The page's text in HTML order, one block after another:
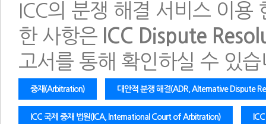
ICC의 분쟁 해결 서비스 이용
한 사항은 ICC Dispute
고서를 통해 확인하실 수 있습
중재(Arbitration) 대안적 분쟁 해결(ADR, Alternative Dispute
ICC 국제 중재 법원(ICA, International Court of Arbitration)